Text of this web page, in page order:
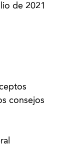
de 2021
consejos